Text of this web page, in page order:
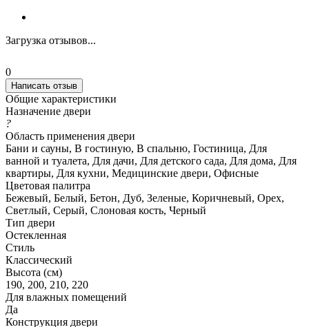
Загрузка отзывов...
0
Написать отзыв
Общие характеристики
Назначение двери
?
Область применения двери
Бани и сауны, В гостиную, В спальню, Гостиница, Для
ванной и туалета, Для дачи, Для детского сада, Для дома, Для
квартиры, Для кухни, Медицинские двери, Офисные
Цветовая палитра
Бежевый, Белый, Бетон, Дуб, Зеленые, Коричневый, Орех,
Светлый, Серый, Слоновая кость, Черный
Тип двери
Остекленная
Стиль
Классический
Высота (см)
190, 200, 210, 220
Для влажных помещений
Да
Конструкция двери